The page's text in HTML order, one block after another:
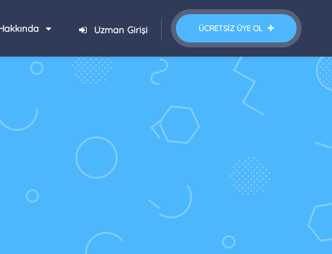
ÜCRETSIZ ÜYE OL
Uzman Girişi